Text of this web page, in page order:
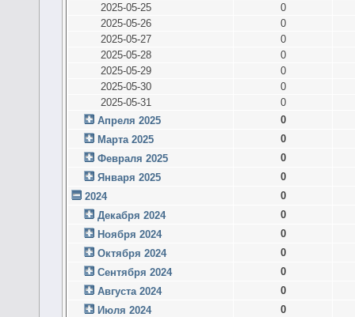
2025-05-25
0
2025-05-26
0
2025-05-27
0
2025-05-28
0
2025-05-29
0
2025-05-30
0
2025-05-31
0
Апреля 2025
0
Марта 2025
0
Февраля 2025
0
Января 2025
0
2024
0
Декабря 2024
0
Ноября 2024
0
Октября 2024
0
Сентября 2024
0
Августа 2024
0
Июля 2024
0